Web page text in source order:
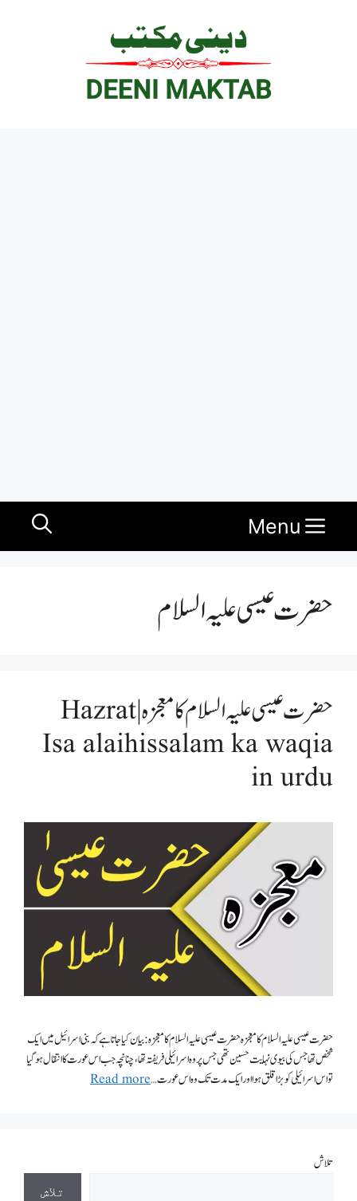
Menu
حضرت عیسی علیہ السلام
حضرت عیسی علیہ السلام کا معجزہ | Hazrat
Isa alaihissalam ka waqia
in urdu
حضرت عیسی علیہ السلام کا معجزہ حضرت عیسی علیہ السلام کا معجزہ : بیان کیا جاتا ہے کہ بنی اسرائیل میں ایک
شخص تھا جس کی بیوی نہایت حسین تھی جس پروہ اسرائیلی فریفتہ تھا ،چنانچہ جب اس عورت کا انتقال ہوگیا
تواس اسرائیلی کو بڑا قلق ہوا اور ایک مدت تک وہ اس عورت …Read more
تلاش
تلاش